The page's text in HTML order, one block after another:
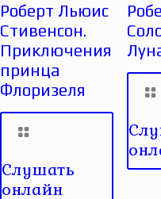
Роберт Льюис
Стивенсон.
Приключения
принца
Флоризеля
Слушать
онлайн